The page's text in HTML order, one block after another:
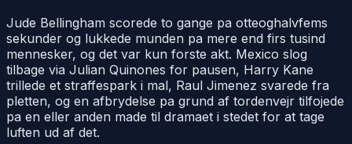
Jude Bellingham scorede to gange pa otteoghalvfems
sekunder og lukkede munden pa mere end firs tusind
mennesker, og det var kun forste akt. Mexico slog
tilbage via Julian Quinones for pausen, Harry Kane
trillede et straffespark i mal, Raul Jimenez svarede fra
pletten, og en afbrydelse pa grund af tordenvejr tilfojede
pa en eller anden made til dramaet i stedet for at tage
luften ud af det.